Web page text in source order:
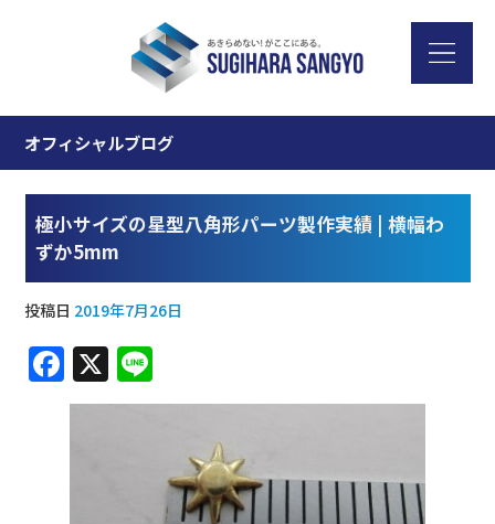
オフィシャルブログ
極小サイズの星型八角形パーツ製作実績 | 横幅わ
ずか5mm
投稿日 2019年7月26日
F
a
X
n